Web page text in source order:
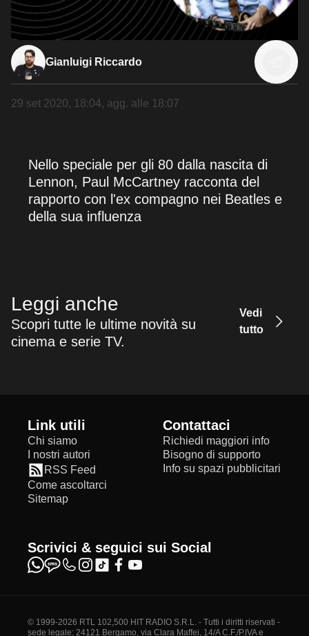
Gianluigi Riccardo
29 set 2020, 18:04, agg. alle 18:07
Nello speciale per gli 80 dalla nascita di
Lennon, Paul McCartney racconta del
rapporto con l'ex compagno nei Beatles e
della sua influenza
Leggi anche
Scopri tutte le ultime novità su
cinema e serie TV.
Vedi
tutto
Link utili
Chi siamo
I nostri autori
RSS Feed
Come ascoltarci
Sitemap
Contattaci
Richiedi maggiori info
Bisogno di supporto
Info su spazi pubblicitari
Scrivici & seguici sui Social
© 1999-2026 RTL 102,500 HIT RADIO S.R.L. - Tutti i diritti riservati -
sede legale: 24121 Bergamo, via Clara Maffei, 14/A C.F./P.IVA e